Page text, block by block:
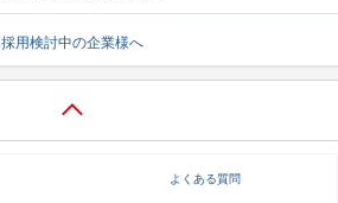
採用検討中の企業様へ
よくある質問